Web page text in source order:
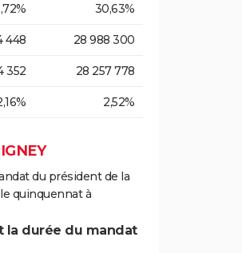
30,63%
448 28 988 300
352 28 257 778
2,52%
du président de la
quinquennat à
la durée du mandat